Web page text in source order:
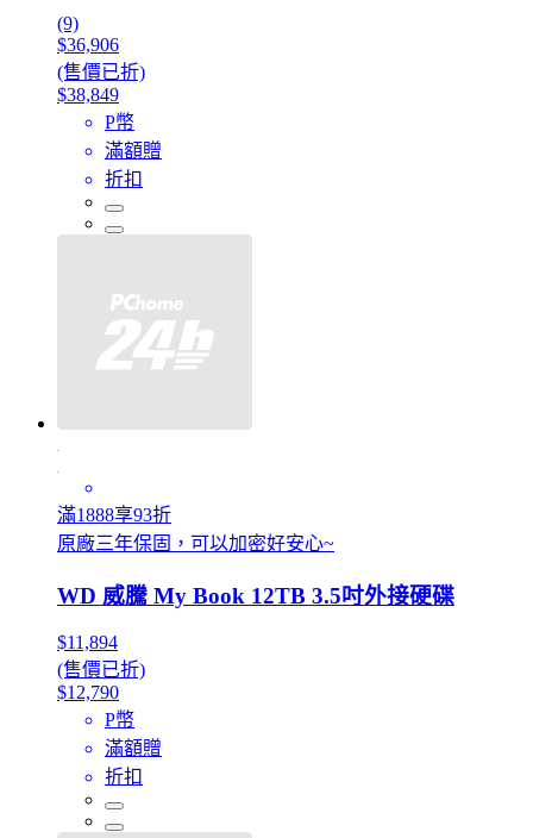
(9)
$36,906
(售價已折)
$38,849
P幣
滿額贈
折扣
滿1888享93折
原廠三年保固，可以加密好安心~
WD 威騰 My Book 12TB 3.5吋外接硬碟
$11,894
(售價已折)
$12,790
P幣
滿額贈
折扣